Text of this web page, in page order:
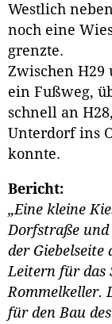
Westlich
noch eine
grenzte.
Zwischen
ein Fußweg,
schnell an
Unterdorf ins
konnte.
Bericht:
„Eine kleine
Dorfstraße und
der Giebelseite
Leitern für das
Rommelkeller.
für den Bau